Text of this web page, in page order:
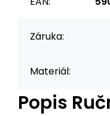
Záruka:
Materiál:
Popis